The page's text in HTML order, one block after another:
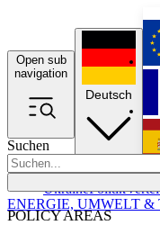
Open sub
navigation
Suchen
POLICY AREAS
UkrainePolitik
Deutsch
ENERGIE, UMWELT &